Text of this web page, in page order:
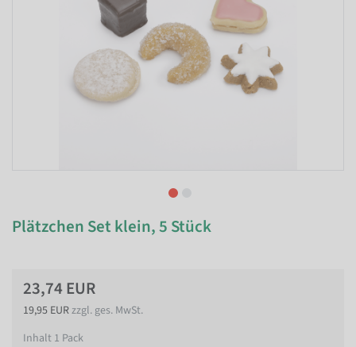
Plätzchen Set klein, 5 Stück
23,74 EUR
19,95 EURzzgl. ges. MwSt.
Inhalt 1 Pack